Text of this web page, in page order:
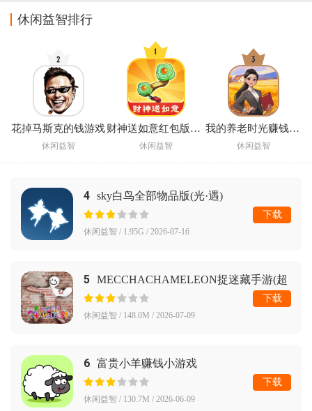
休闲益智排行
花掉马斯克的钱游戏
休闲益智
财神送如意红包版赚钱
休闲益智
我的养老时光赚钱游戏
休闲益智
4 sky白鸟全部物品版(光·遇)
休闲益智 / 1.95G / 2026-07-16
下载
5 MECCHACHAMELEON捉迷藏手游(超
级变色龙)
休闲益智 / 148.0M / 2026-07-09
下载
6 富贵小羊赚钱小游戏
休闲益智 / 130.7M / 2026-06-09
下载